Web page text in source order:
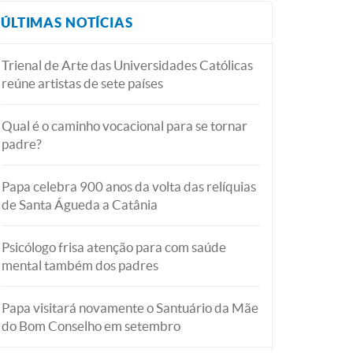
ÚLTIMAS NOTÍCIAS
Trienal de Arte das Universidades Católicas
reúne artistas de sete países
Qual é o caminho vocacional para se tornar
padre?
Papa celebra 900 anos da volta das relíquias
de Santa Águeda a Catânia
Psicólogo frisa atenção para com saúde
mental também dos padres
Papa visitará novamente o Santuário da Mãe
do Bom Conselho em setembro